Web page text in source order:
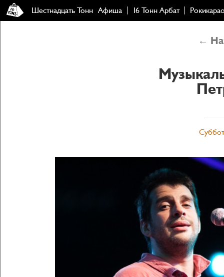
Шестнадцать Тонн Афиша 16 Тонн Арбат
←